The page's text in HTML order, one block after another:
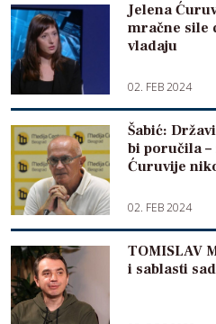
Jelena
mračne sile
vladaju
02. FEB 2024
Šabić:
bi poručila –
Ćuruvije
02. FEB 2024
TOMISLAV
i sablasti